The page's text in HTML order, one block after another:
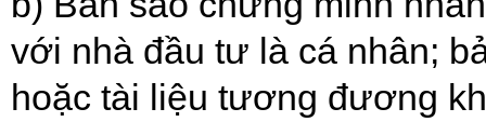
với nhà đầu tư là cá nhân;
hoặc tài liệu tương đương